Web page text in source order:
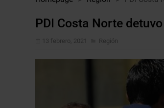
PDI Costa Norte
13 febrero, 2021 Región